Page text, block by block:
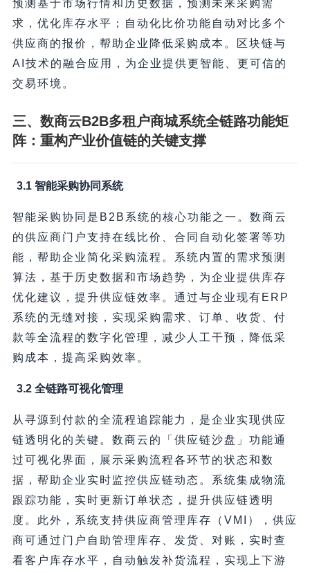
预测基于市场行情和历史数据，预测未来采购需
求，优化库存水平；自动化比价功能自动对比多个
供应商的报价，帮助企业降低采购成本。区块链与
AI技术的融合应用，为企业提供更智能、更可信的
交易环境。
三、数商云B2B多租户商城系统全链路功能矩
阵：重构产业价值链的关键支撑
3.1 智能采购协同系统
智能采购协同是B2B系统的核心功能之一。数商云
的供应商门户支持在线比价、合同自动化签署等功
能，帮助企业简化采购流程。系统内置的需求预测
算法，基于历史数据和市场趋势，为企业提供库存
优化建议，提升供应链效率。通过与企业现有ERP
系统的无缝对接，实现采购需求、订单、收货、付
款等全流程的数字化管理，减少人工干预，降低采
购成本，提高采购效率。
3.2 全链路可视化管理
从寻源到付款的全流程追踪能力，是企业实现供应
链透明化的关键。数商云的「供应链沙盘」功能通
过可视化界面，展示采购流程各环节的状态和数
据，帮助企业实时监控供应链动态。系统集成物流
跟踪功能，实时更新订单状态，提升供应链透明
度。此外，系统支持供应商管理库存（VMI），供应
商可通过门户自助管理库存、发货、对账，实时查
看客户库存水平，自动触发补货流程，实现上下游